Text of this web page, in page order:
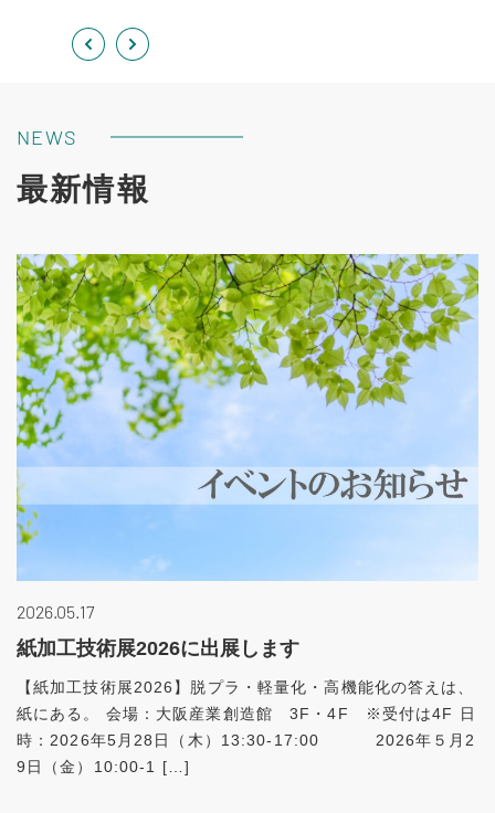
NEWS
最新情報
2026.05.17
紙加工技術展2026に出展します
【紙加工技術展2026】脱プラ・軽量化・高機能化の答えは、
紙にある。 会場：大阪産業創造館 3F・4F ※受付は4F 日
時：2026年5月28日（木）13:30-17:00 2026年５月2
9日（金）10:00-1 […]